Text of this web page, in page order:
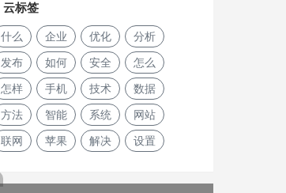
云标签
什么 企业 优化 分析
发布 如何 安全 怎么
怎样 手机 技术 数据
方法 智能 系统 网站
联网 苹果 解决 设置